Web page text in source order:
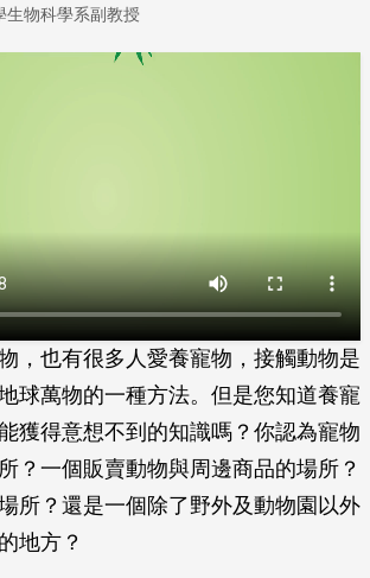
生物科學系副教授
，也有很多人愛養寵物，接觸動物是
球萬物的一種方法。但是您知道養寵
獲得意想不到的知識嗎？你認為寵物
？一個販賣動物與周邊商品的場所？
所？還是一個除了野外及動物園以外
地方？